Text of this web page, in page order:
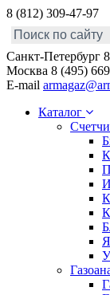
8 (812) 309-47-97
Санкт-Петербург
Москва 8 (495)
E-mail
Каталог